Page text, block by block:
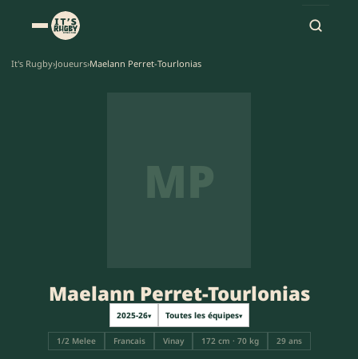
It's Rugby›Joueurs›Maelann Perret-Tourlonias
MP
Maelann Perret-Tourlonias
2025-26▾ Toutes les équipes▾
1/2 Melee Francais Vinay 172 cm · 70 kg 29 ans